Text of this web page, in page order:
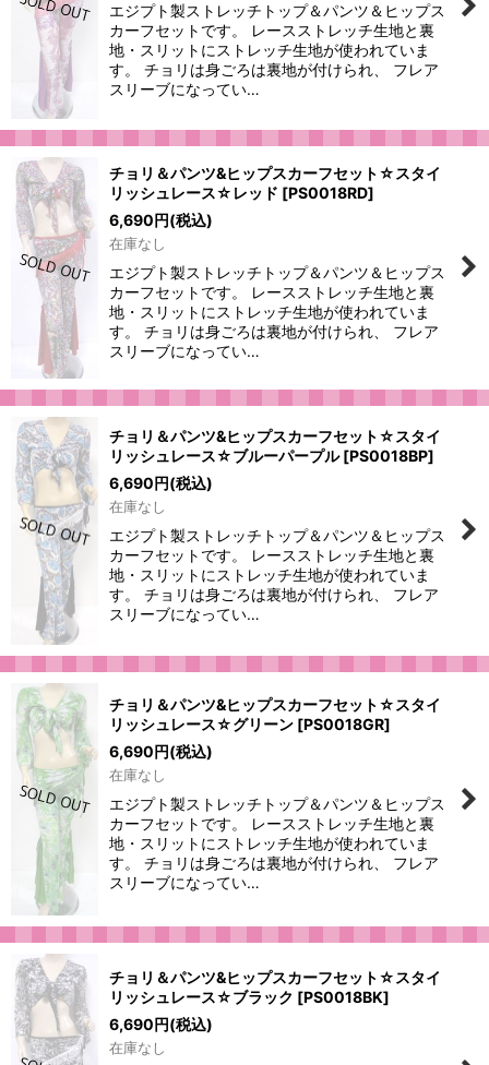
エジプト製ストレッチトップ＆パンツ＆ヒップス
カーフセットです。 レースストレッチ生地と裏
地・スリットにストレッチ生地が使われていま
す。 チョリは身ごろは裏地が付けられ、 フレア
スリーブになってい…
チョリ＆パンツ&ヒップスカーフセット☆スタイ
リッシュレース☆レッド [PS0018RD]
6,690円(税込)
在庫なし
エジプト製ストレッチトップ＆パンツ＆ヒップス
カーフセットです。 レースストレッチ生地と裏
地・スリットにストレッチ生地が使われていま
す。 チョリは身ごろは裏地が付けられ、 フレア
スリーブになってい…
チョリ＆パンツ&ヒップスカーフセット☆スタイ
リッシュレース☆ブルーパープル [PS0018BP]
6,690円(税込)
在庫なし
エジプト製ストレッチトップ＆パンツ＆ヒップス
カーフセットです。 レースストレッチ生地と裏
地・スリットにストレッチ生地が使われていま
す。 チョリは身ごろは裏地が付けられ、 フレア
スリーブになってい…
チョリ＆パンツ&ヒップスカーフセット☆スタイ
リッシュレース☆グリーン [PS0018GR]
6,690円(税込)
在庫なし
エジプト製ストレッチトップ＆パンツ＆ヒップス
カーフセットです。 レースストレッチ生地と裏
地・スリットにストレッチ生地が使われていま
す。 チョリは身ごろは裏地が付けられ、 フレア
スリーブになってい…
チョリ＆パンツ&ヒップスカーフセット☆スタイ
リッシュレース☆ブラック [PS0018BK]
6,690円(税込)
在庫なし